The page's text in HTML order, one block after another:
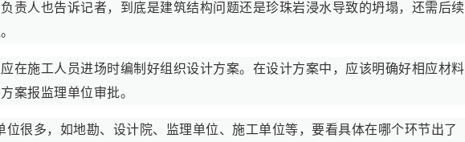
责人也告诉记者，到底是建筑结构问题还是珍珠岩浸水导致的坍塌，还需后续
在施工人员进场时编制好组织设计方案。在设计方案中，应该明确好相应材料
案报监理单位审批。
位很多，如地勘、设计院、监理单位、施工单位等，要看具体在哪个环节出了